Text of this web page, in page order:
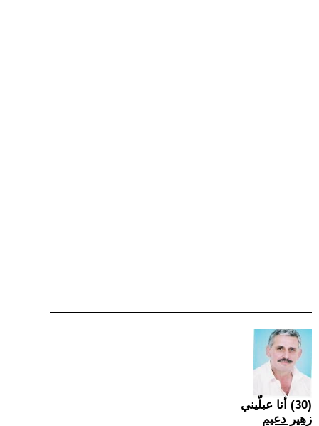
(30) أنا عبلّيني
زهير دعيم